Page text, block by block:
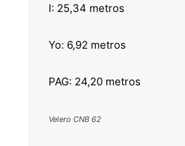
I: 25,34 metros
Yo: 6,92 metros
PAG: 24,20 metros
Velero CNB 62